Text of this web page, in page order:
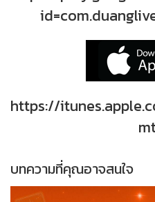
https://
บทความที่คุณอาจสนใจ